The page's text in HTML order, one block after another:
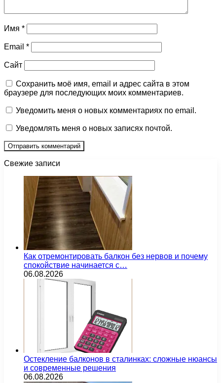
Имя *
Email *
Сайт
Сохранить моё имя, email и адрес сайта в этом
браузере для последующих моих комментариев.
Уведомить меня о новых комментариях по email.
Уведомлять меня о новых записях почтой.
Свежие записи
Как отремонтировать балкон без нервов и почему
спокойствие начинается с…
06.08.2026
Остекление балконов в сталинках: сложные нюансы
и современные решения
06.08.2026